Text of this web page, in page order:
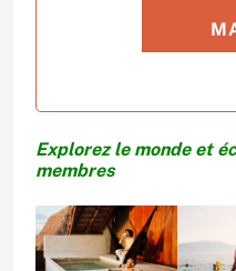
Explorez le monde et
membres